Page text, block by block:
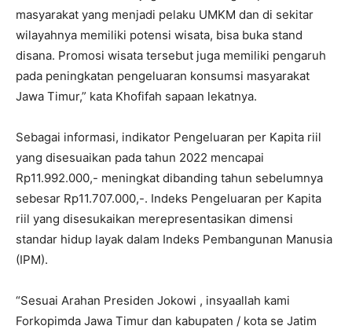
masyarakat yang menjadi pelaku UMKM dan di sekitar
wilayahnya memiliki potensi wisata, bisa buka stand
disana. Promosi wisata tersebut juga memiliki pengaruh
pada peningkatan pengeluaran konsumsi masyarakat
Jawa Timur,” kata Khofifah sapaan lekatnya.
Sebagai informasi, indikator Pengeluaran per Kapita riil
yang disesuaikan pada tahun 2022 mencapai
Rp11.992.000,- meningkat dibanding tahun sebelumnya
sebesar Rp11.707.000,-. Indeks Pengeluaran per Kapita
riil yang disesukaikan merepresentasikan dimensi
standar hidup layak dalam Indeks Pembangunan Manusia
(IPM).
“Sesuai Arahan Presiden Jokowi , insyaallah kami
Forkopimda Jawa Timur dan kabupaten / kota se Jatim